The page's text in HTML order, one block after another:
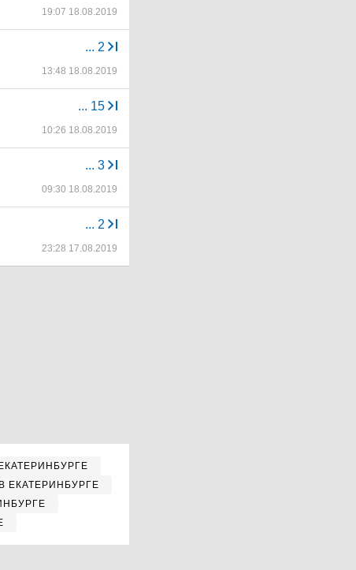
19:07 18.08.2019
... 2
13:48 18.08.2019
... 15
10:26 18.08.2019
... 3
09:30 18.08.2019
... 2
23:28 17.08.2019
ЕКАТЕРИНБУРГЕ